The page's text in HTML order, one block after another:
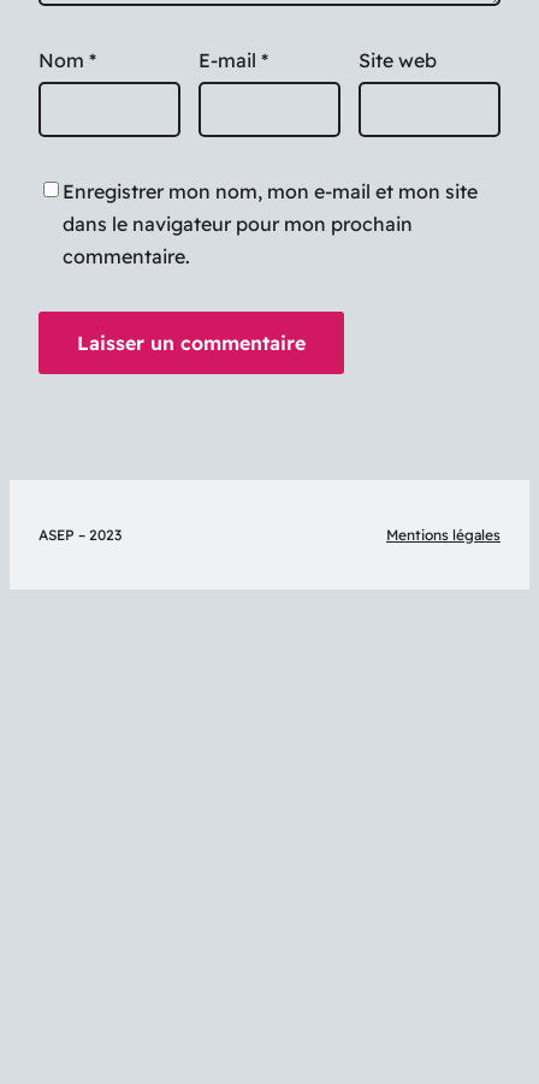
Nom * E-mail * Site web
Enregistrer mon nom, mon e-mail et mon site
dans le navigateur pour mon prochain
commentaire.
ASEP – 2023 Mentions légales